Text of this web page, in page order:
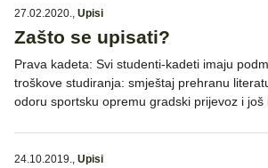
27.02.2020., Upisi
Zašto se upisati?
Prava kadeta: Svi studenti-kadeti imaju
troškove studiranja: smještaj prehranu
odoru sportsku opremu gradski prijevoz i još
24.10.2019., Upisi